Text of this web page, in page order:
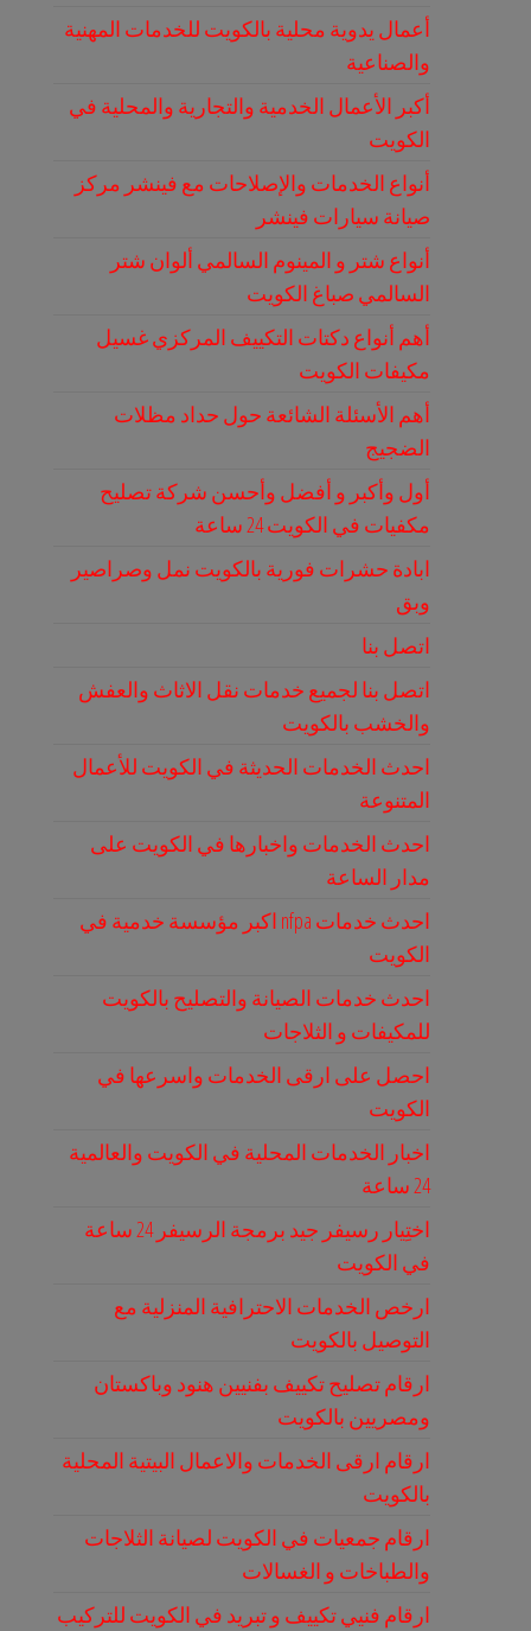
أعمال يدوية محلية بالكويت للخدمات المهنية
والصناعية
أكبر الأعمال الخدمية والتجارية والمحلية في
الكويت
أنواع الخدمات والإصلاحات مع فينشر مركز
صيانة سيارات فينشر
أنواع شتر و المينوم السالمي ألوان شتر
السالمي صباغ الكويت
أهم أنواع دكتات التكييف المركزي غسيل
مكيفات الكويت
أهم الأسئلة الشائعة حول حداد مظلات
الضجيج
أول وأكبر و أفضل وأحسن شركة تصليح
مكفيات في الكويت 24 ساعة
ابادة حشرات فورية بالكويت نمل وصراصير
وبق
اتصل بنا
اتصل بنا لجميع خدمات نقل الاثاث والعفش
والخشب بالكويت
احدث الخدمات الحديثة في الكويت للأعمال
المتنوعة
احدث الخدمات واخبارها في الكويت على
مدار الساعة
احدث خدمات nfpa اكبر مؤسسة خدمية في
الكويت
احدث خدمات الصيانة والتصليح بالكويت
للمكيفات و الثلاجات
احصل على ارقى الخدمات واسرعها في
الكويت
اخبار الخدمات المحلية في الكويت والعالمية
24 ساعة
اختِيار رسيفر جيد برمجة الرسيفر 24 ساعة
في الكويت
ارخص الخدمات الاحترافية المنزلية مع
التوصيل بالكويت
ارقام تصليح تكييف بفنيين هنود وباكستان
ومصريين بالكويت
ارقام ارقى الخدمات والاعمال البيتية المحلية
بالكويت
ارقام جمعيات في الكويت لصيانة الثلاجات
والطباخات و الغسالات
ارقام فنيي تكييف و تبريد في الكويت للتركيب